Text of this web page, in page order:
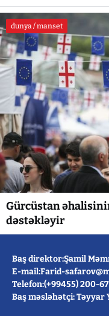
dunya / manset
Gürcüstan
dəstəkləyir
Baş direktor:Şamil
E-mail:Farid-
Telefon:(+99455) 200-
Baş məsləhətçi: Təyyar